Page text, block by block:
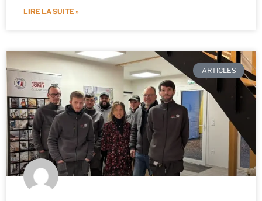
LIRE LA SUITE »
ARTICLES